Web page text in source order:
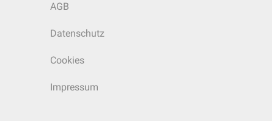
AGB
Datenschutz
Cookies
Impressum